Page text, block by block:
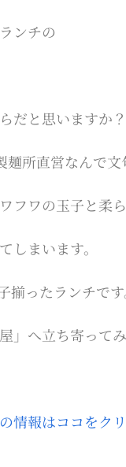
ンチの
だと思いますか？
麺所直営なんで
フワの玉子と柔
しまいます。
揃ったランチです
へ立ち寄ってみ
報はココをク